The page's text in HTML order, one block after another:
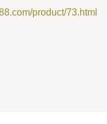
product/73.html